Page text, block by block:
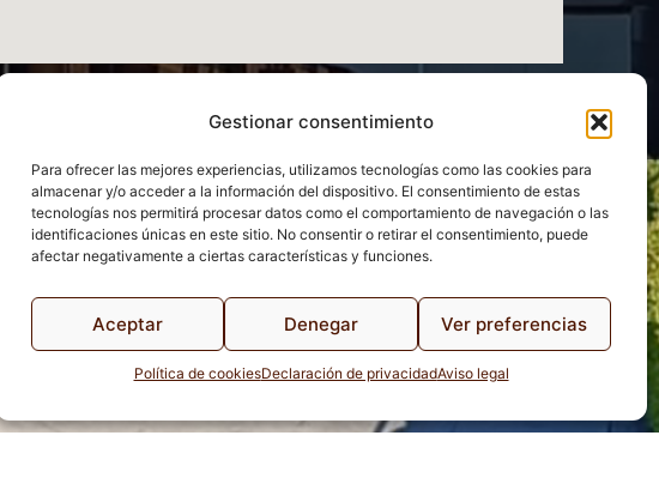
Gestionar consentimiento
Para ofrecer las mejores experiencias, utilizamos tecnologías como las cookies para
almacenar y/o acceder a la información del dispositivo. El consentimiento de estas
tecnologías nos permitirá procesar datos como el comportamiento de navegación o las
identificaciones únicas en este sitio. No consentir o retirar el consentimiento, puede
afectar negativamente a ciertas características y funciones.
Aceptar Denegar Ver preferencias
Política de cookiesDeclaración de privacidadAviso legal